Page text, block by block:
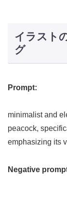
イラスト
グ
Prompt:
minimalist and
peacock,
emphasizing its
Negative